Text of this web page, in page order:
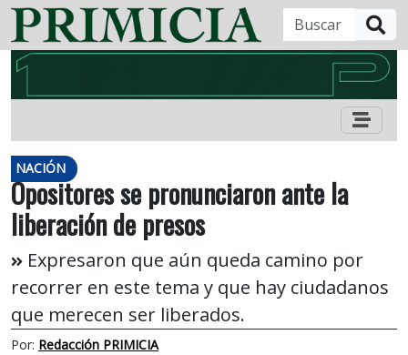
NACIÓN
Opositores se pronunciaron ante la
liberación de presos
Expresaron que aún queda camino por
recorrer en este tema y que hay ciudadanos
que merecen ser liberados.
Por: Redacción PRIMICIA